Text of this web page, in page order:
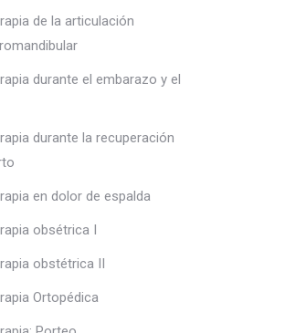
de la articulación
durante el embarazo y el
durante la recuperación
en dolor de espalda
obsétrica I
obstétrica II
Ortopédica